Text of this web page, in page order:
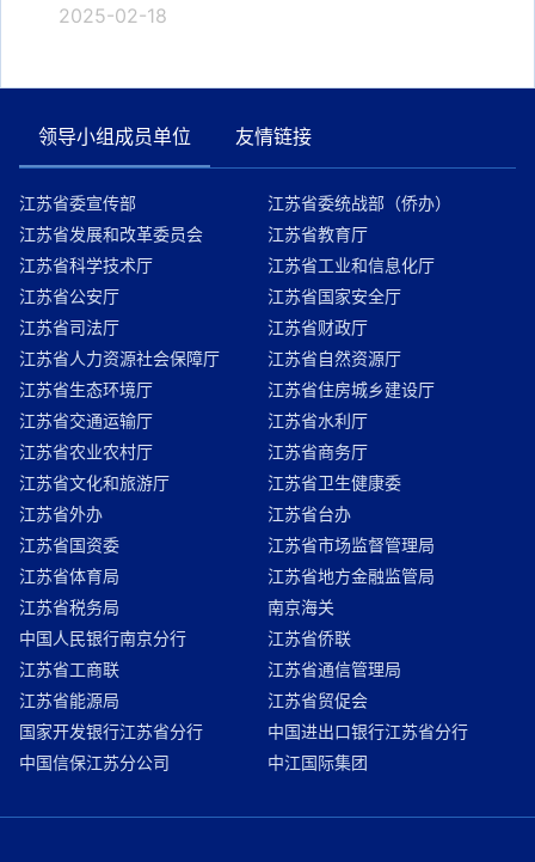
2025-02-18
领导小组成员单位 友情链接
江苏省委宣传部
江苏省委统战部（侨办）
江苏省发展和改革委员会
江苏省教育厅
江苏省科学技术厅
江苏省工业和信息化厅
江苏省公安厅
江苏省国家安全厅
江苏省司法厅
江苏省财政厅
江苏省人力资源社会保障厅
江苏省自然资源厅
江苏省生态环境厅
江苏省住房城乡建设厅
江苏省交通运输厅
江苏省水利厅
江苏省农业农村厅
江苏省商务厅
江苏省文化和旅游厅
江苏省卫生健康委
江苏省外办
江苏省台办
江苏省国资委
江苏省市场监督管理局
江苏省体育局
江苏省地方金融监管局
江苏省税务局
南京海关
中国人民银行南京分行
江苏省侨联
江苏省工商联
江苏省通信管理局
江苏省能源局
江苏省贸促会
国家开发银行江苏省分行
中国进出口银行江苏省分行
中国信保江苏分公司
中江国际集团